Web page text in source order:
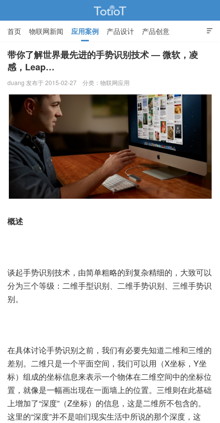
物联网的那些事 - Totiot

首页 物联网新闻 应用案例 产品设计 产品创意
智能家居
带你了解世界最先进的手势识别技术 — 微软，凌
感，Leap…
duang 发布于 2015-02-27 分类： 物联网应用
概述
谈起手势识别技术，由简单粗略的到复杂精细的，大致可以
分为三个等级：二维手型识别、二维手势识别、三维手势识
别。
在具体讨论手势识别之前，我们有必要先知道二维和三维的
差别。二维只是一个平面空间，我们可以用（X坐标，Y坐
标）组成的坐标信息来表示一个物体在二维空间中的坐标位
置，就像是一幅画出现在一面墙上的位置。三维则在此基础
上增加了“深度”（Z坐标）的信息，这是二维所不包含的。
这里的“深度”并不是咱们现实生活中所说的那个深度，这